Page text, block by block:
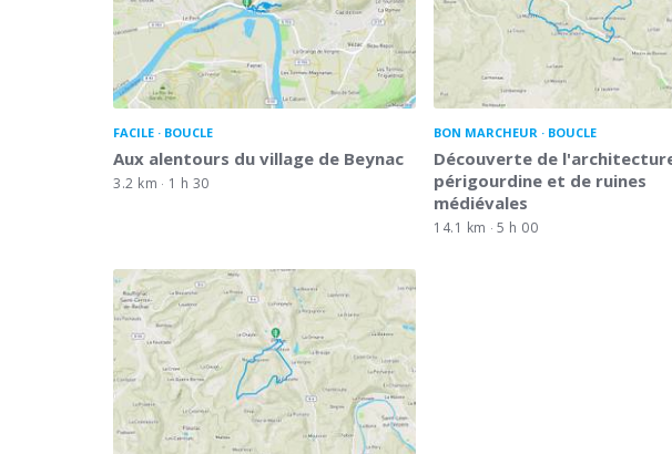
FACILE BOUCLE
Aux alentours du village de Beynac
3.2 km 1 h 30
BON MARCHEUR BOUCLE
Découverte de
périgourdine et de ruines
médiévales
14.1 km 5 h 00